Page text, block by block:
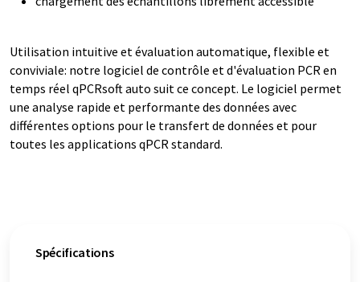
Utilisation intuitive et évaluation automatique, flexible et
conviviale: notre logiciel de contrôle et d'évaluation PCR en
temps réel qPCRsoft auto suit ce concept. Le logiciel permet
une analyse rapide et performante des données avec
différentes options pour le transfert de données et pour
toutes les applications qPCR standard.
Spécifications